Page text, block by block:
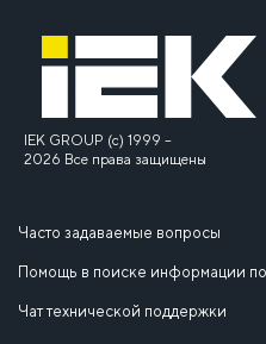
IEK GROUP (c) 1999 –
2026 Все права защищены
Часто задаваемые вопросы
Помощь в поиске информации
Чат технической поддержки